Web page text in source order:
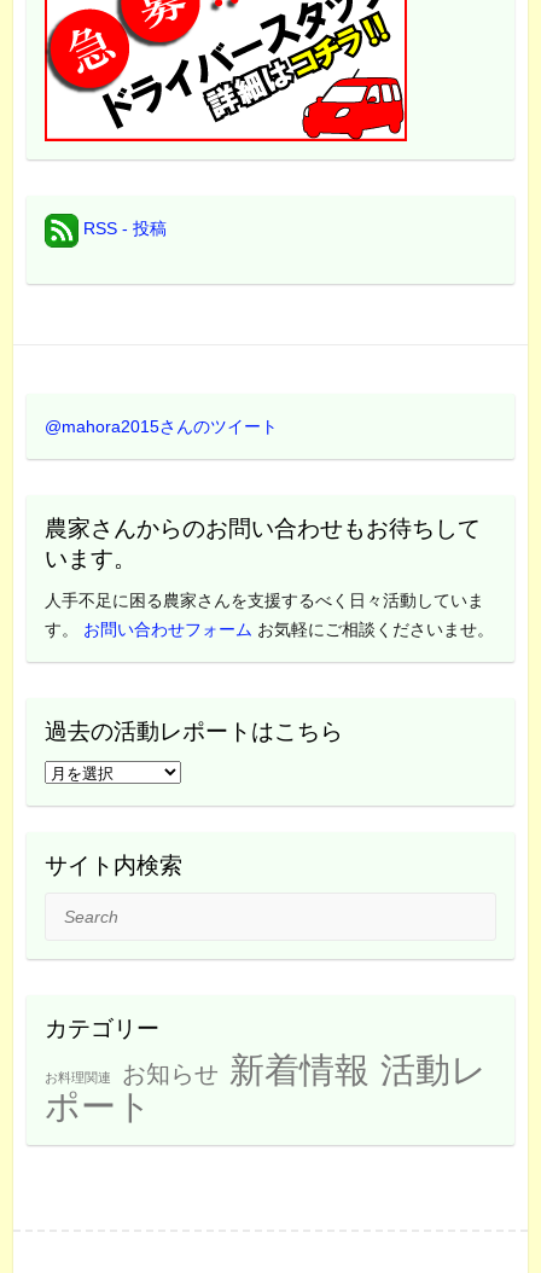
RSS - 投稿
@mahora2015さんのツイート
農家さんからのお問い合わせもお待ちして
います。
人手不足に困る農家さんを支援するべく日々活動していま
す。 お問い合わせフォーム お気軽にご相談くださいませ。
過去の活動レポートはこちら
過
活
は
ち
ら
サイト内検索
Search
カテゴリー
お料理関連 お知らせ 新着情報 活動レ
ポート